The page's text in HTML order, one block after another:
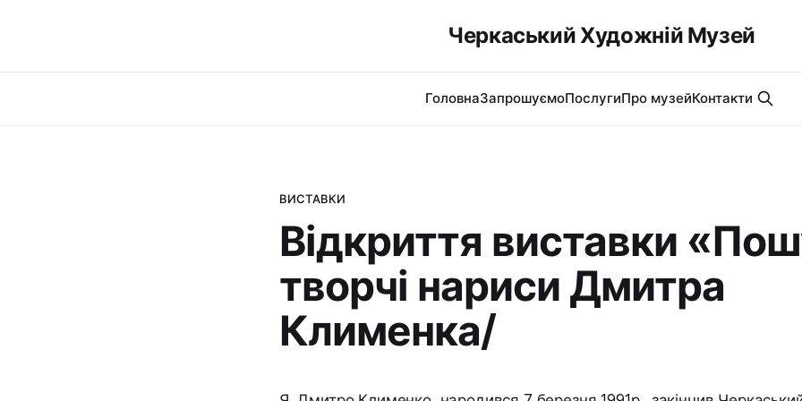
Черкаський Художній Музей
ГоловнаЗапрошуємоПослугиПро музейКонтакти
ВИСТАВКИ
Відкриття виставки
творчі нариси Дмитра
Клименка/